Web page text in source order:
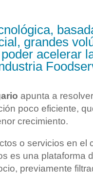
grandes
acelerar
apunta a
poco eficiente,
crecimiento.
o servicios en el
es una plataforma
previamente